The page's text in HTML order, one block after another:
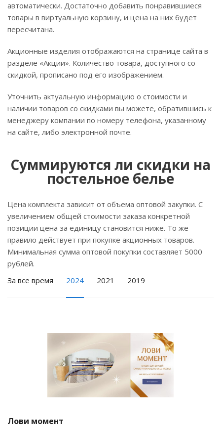
автоматически. Достаточно добавить понравившиеся
товары в виртуальную корзину, и цена на них будет
пересчитана.
Акционные изделия отображаются на странице сайта в
разделе «Акции». Количество товара, доступного со
скидкой, прописано под его изображением.
Уточнить актуальную информацию о стоимости и
наличии товаров со скидками вы можете, обратившись к
менеджеру компании по номеру телефона, указанному
на сайте, либо электронной почте.
Суммируются ли скидки на
постельное белье
Цена комплекта зависит от объема оптовой закупки. С
увеличением общей стоимости заказа конкретной
позиции цена за единицу становится ниже. То же
правило действует при покупке акционных товаров.
Минимальная сумма оптовой покупки составляет 5000
рублей.
За все время
2024 2021 2019
Лови момент